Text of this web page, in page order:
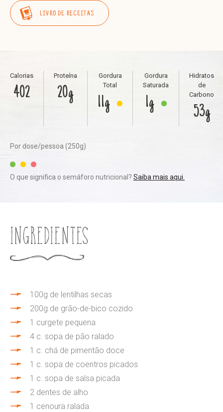
LIVRO DE RECEITAS
Calorias
402
Proteína
20g
Gordura
Total
11g
Gordura
Saturada
1g
Hidratos
de
Carbono
53g
Por dose/pessoa (250g)
O que significa o semáforo nutricional? Saiba mais aqui.
Ingredientes
100g de lentilhas secas
200g de grão-de-bico cozido
1 curgete pequena
4 c. sopa de pão ralado
1 c. chá de pimentão doce
1 c. sopa de coentros picados
1 c. sopa de salsa picada
2 dentes de alho
1 cenoura ralada